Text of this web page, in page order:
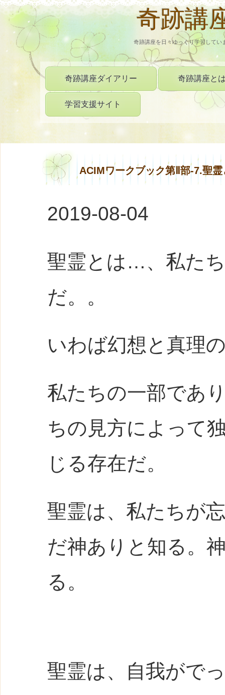
奇跡講
奇跡講座を日々ゆっくり学習してい
奇跡講座ダイアリー 奇跡講座と
学習支援サイト
ACIMワークブック第Ⅱ部‐7.聖
2019-08-04
聖霊とは…、私た
だ。。
いわば幻想と真理
私たちの一部であ
ちの見方によって
じる存在だ。
聖霊は、私たちが
だ神ありと知る。
る。
聖霊は、自我がで